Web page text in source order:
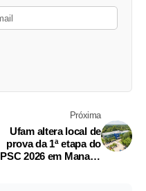
Próxima
Ufam altera local de
prova da 1ª etapa do
PSC 2026 em Manaus